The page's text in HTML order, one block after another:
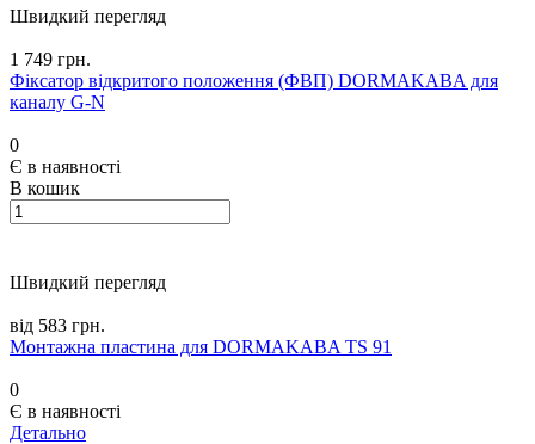
Швидкий перегляд
1 749 грн.
Фіксатор відкритого положення (ФВП) DORMAKABA для
каналу G-N
0
Є в наявності
В кошик
Швидкий перегляд
від 583 грн.
Монтажна пластина для DORMAKABA TS 91
0
Є в наявності
Детально